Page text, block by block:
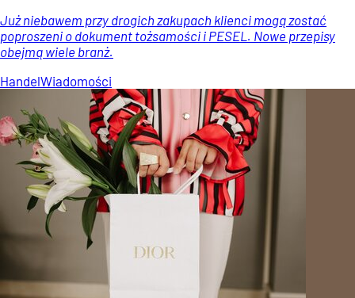
Już niebawem przy drogich zakupach klienci mogą zostać
poproszeni o dokument tożsamości i PESEL. Nowe przepisy
obejmą wiele branż.
HandelWiadomości